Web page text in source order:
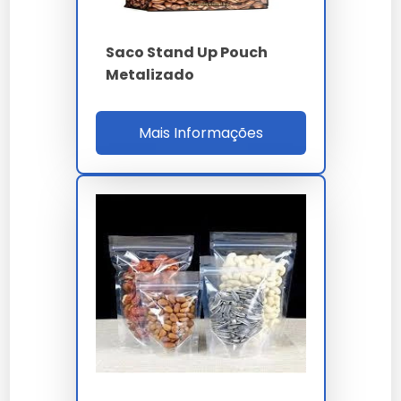
Vantagens Desvantagens
Stand Up Pouch
visibilidade,
personalização
Sacos Plásticos Custo baixo
proteção
Latas
Proteção
custo
Embalagem Stand Up Pouch
Personalizada
Quais são os materiais mais
comuns utilizados?
Saco Stand Up Pouch
Metalizado
Mais Informações